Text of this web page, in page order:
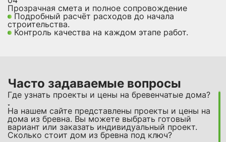
Прозрачная смета и полное сопровождение
Подробный расчёт расходов до начала
строительства.
Контроль качества на каждом этапе работ.
Часто задаваемые вопросы
Где узнать проекты и цены на бревенчатые дома?
На нашем сайте представлены проекты и цены на
дома из бревна. Вы можете выбрать готовый
вариант или заказать индивидуальный проект.
Сколько стоит дом из бревна под ключ?